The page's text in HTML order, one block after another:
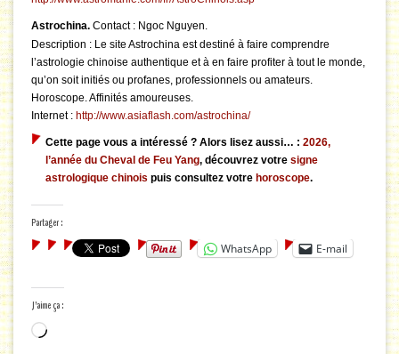
Astrochina. Contact : Ngoc Nguyen.
Description : Le site Astrochina est destiné à faire comprendre
l’astrologie chinoise authentique et à en faire profiter à tout le monde,
qu’on soit initiés ou profanes, professionnels ou amateurs.
Horoscope. Affinités amoureuses.
Internet : http://www.asiaflash.com/astrochina/
Cette page vous a intéressé ? Alors lisez aussi… : 2026,
l’année du Cheval de Feu Yang, découvrez votre signe
astrologique chinois puis consultez votre horoscope.
Partager :
WhatsApp E-mail
J’aime ça :
Chargement…